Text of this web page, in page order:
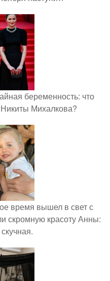
беременность: что
Михалкова?
время вышел в свет с
скромную красоту Анны: